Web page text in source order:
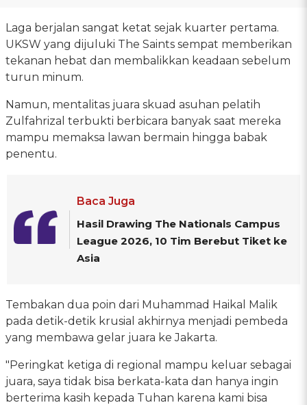
Laga berjalan sangat ketat sejak kuarter pertama.
UKSW yang dijuluki The Saints sempat memberikan
tekanan hebat dan membalikkan keadaan sebelum
turun minum.
Namun, mentalitas juara skuad asuhan pelatih
Zulfahrizal terbukti berbicara banyak saat mereka
mampu memaksa lawan bermain hingga babak
penentu.
Baca Juga
Hasil Drawing The Nationals Campus
League 2026, 10 Tim Berebut Tiket ke
Asia
Tembakan dua poin dari Muhammad Haikal Malik
pada detik-detik krusial akhirnya menjadi pembeda
yang membawa gelar juara ke Jakarta.
"Peringkat ketiga di regional mampu keluar sebagai
juara, saya tidak bisa berkata-kata dan hanya ingin
berterima kasih kepada Tuhan karena kami bisa